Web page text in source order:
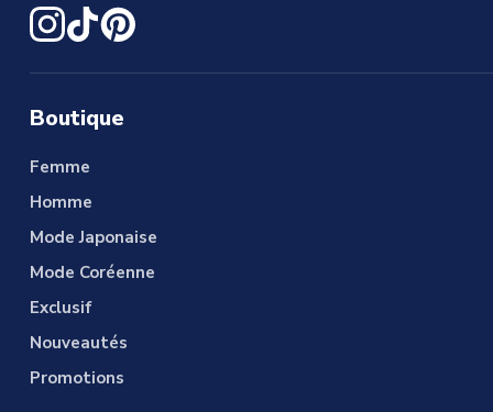
Boutique
Femme
Homme
Mode Japonaise
Mode Coréenne
Exclusif
Nouveautés
Promotions